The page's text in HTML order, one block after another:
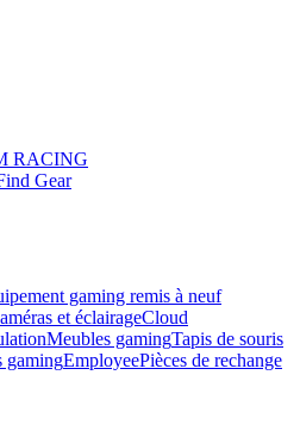
RACING
Gear
gaming remis à neuf
et éclairageCloud
Meubles gamingTapis de souris
gamingEmployeePièces de rechange